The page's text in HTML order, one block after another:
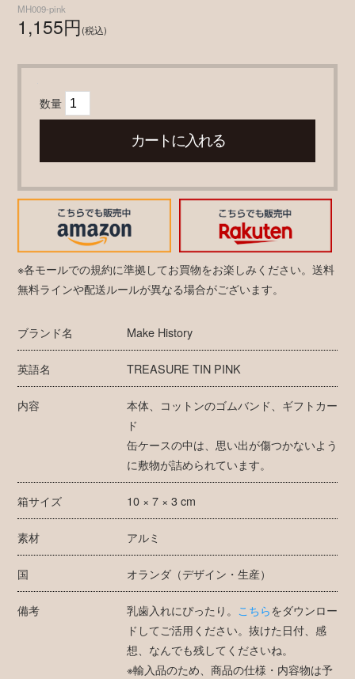
MH009-pink
1,155円(税込)
数量
※各モールでの規約に準拠してお買物をお楽しみください。送料
無料ラインや配送ルールが異なる場合がございます。
ブランド名 Make History
英語名 TREASURE TIN PINK
内容
本体、コットンのゴムバンド、ギフトカー
ド
缶ケースの中は、思い出が傷つかないよう
に敷物が詰められています。
箱サイズ 10 × 7 × 3 cm
素材 アルミ
国 オランダ（デザイン・生産）
備考 乳歯入れにぴったり。 こちらをダウンロー
ドしてご活用ください。抜けた日付、感
想、なんでも残してくださいね。
※輸入品のため、商品の仕様・内容物は予